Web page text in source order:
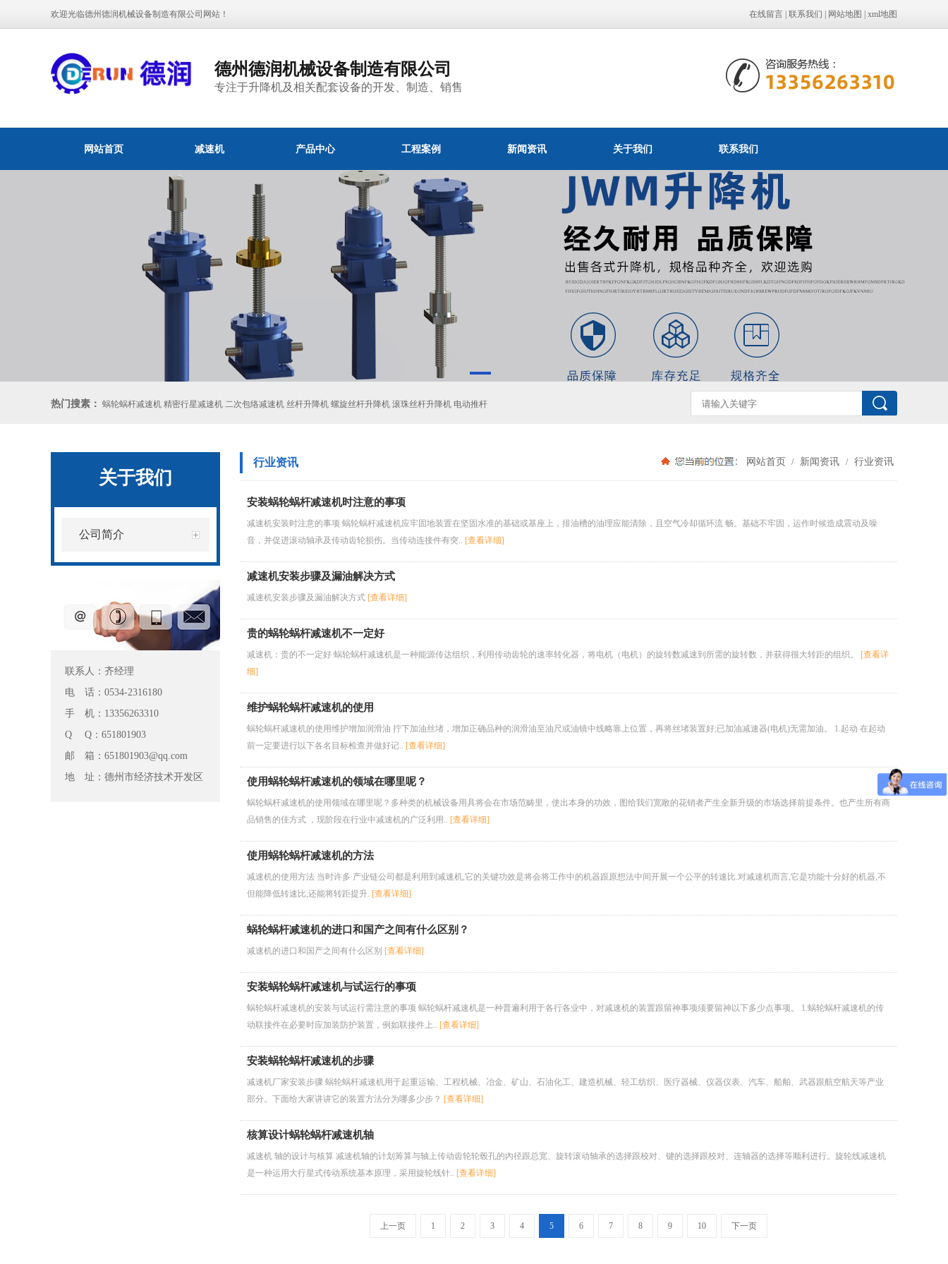
欢迎光临德州德润机械设备制造有限公司网站！ 在线留言 联系我们 网站地图 xml地图
德州德润机械设备制造有限公司
专注于升降机及相关配套设备的开发、制造、销售
网站首页 减速机 产品中心 工程案例 新闻资讯 关于我们 联系我们
热门搜素： 蜗轮蜗杆减速机 精密行星减速机 二次包络减速机 丝杆升降机 螺旋丝杆升降机 滚珠丝杆升降机 电动推杆
关于我们
公司简介
联系人：齐经理
电 话：0534-2316180
手 机：13356263310
Q Q：651801903
邮 箱：651801903@qq.com
地 址：德州市经济技术开发区
行业资讯 网站首页 / 新闻资讯 / 行业资讯
安装蜗轮蜗杆减速机时注意的事项
减速机安装时注意的事项 蜗轮蜗杆减速机应牢固地装置在坚固水准的基础或基座上，排油槽的油理应能清除，且空气冷却循环流 畅。基础不牢固，运作时候造成震动及噪
音，并促进滚动轴承及传动齿轮损伤。当传动连接件有突.. [查看详细]
减速机安装步骤及漏油解决方式
减速机安装步骤及漏油解决方式 [查看详细]
贵的蜗轮蜗杆减速机不一定好
减速机：贵的不一定好 蜗轮蜗杆减速机是一种能源传达组织，利用传动齿轮的速率转化器，将电机（电机）的旋转数减速到所需的旋转数，并获得很大转距的组织。 [查看详
细]
维护蜗轮蜗杆减速机的使用
蜗轮蜗杆减速机的使用维护增加润滑油 拧下加油丝堵，增加正确品种的润滑油至油尺或油镜中线略靠上位置，再将丝堵装置好;已加油减速器(电机)无需加油。 1.起动 在起动
前一定要进行以下各名目标检查并做好记.. [查看详细]
使用蜗轮蜗杆减速机的领域在哪里呢？
蜗轮蜗杆减速机的使用领域在哪里呢？多种类的机械设备用具将会在市场范畴里，使出本身的功效，图给我们宽敞的花销者产生全新升级的市场选择前提条件。也产生所有商
品销售的佳方式 ，现阶段在行业中减速机的广泛利用.. [查看详细]
使用蜗轮蜗杆减速机的方法
减速机的使用方法 当时许多 产业链公司都是利用到减速机,它的关键功效是将会将工作中的机器跟原想法中间开展一个公平的转速比.对减速机而言,它是功能十分好的机器,不
但能降低转速比,还能将转距提升. [查看详细]
蜗轮蜗杆减速机的进口和国产之间有什么区别？
减速机的进口和国产之间有什么区别 [查看详细]
安装蜗轮蜗杆减速机与试运行的事项
蜗轮蜗杆减速机的安装与试运行需注意的事项 蜗轮蜗杆减速机是一种普遍利用于各行各业中，对减速机的装置跟留神事项须要留神以下多少点事项。 1.蜗轮蜗杆减速机的传
动联接件在必要时应加装防护装置，例如联接件上.. [查看详细]
安装蜗轮蜗杆减速机的步骤
减速机厂家安装步骤 蜗轮蜗杆减速机用于起重运输、工程机械、冶金、矿山、石油化工、建造机械、轻工纺织、医疗器械、仪器仪表、汽车、船舶、武器跟航空航天等产业
部分。下面给大家讲讲它的装置方法分为哪多少步？ [查看详细]
核算设计蜗轮蜗杆减速机轴
减速机 轴的设计与核算 减速机轴的计划筹算与轴上传动齿轮轮毂孔的內径跟总宽、旋转滚动轴承的选择跟校对、键的选择跟校对、连轴器的选择等顺利进行。旋轮线减速机
是一种运用大行星式传动系统基本原理，采用旋轮线针.. [查看详细]
上一页 1 2 3 4 5 6 7 8 9 10 下一页